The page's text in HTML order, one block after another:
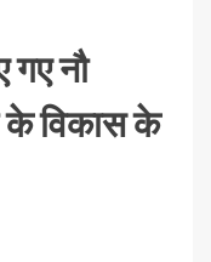
गए नौ
के विकास के